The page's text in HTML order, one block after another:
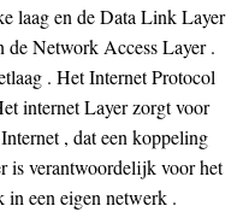
laag en de Data Link Layer
de Network Access Layer .
. Het Internet Protocol
internet Layer zorgt voor
, dat een koppeling
is verantwoordelijk voor het
in een eigen netwerk .